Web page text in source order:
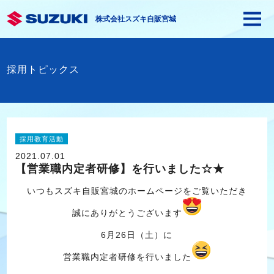
株式会社スズキ自販宮城
採用トピックス
採用教育活動
2021.07.01
【営業職内定者研修】を行いました☆★
いつもスズキ自販宮城のホームページをご覧いただき
誠にありがとうございます
6月26日（土）に
営業職内定者研修を行いました